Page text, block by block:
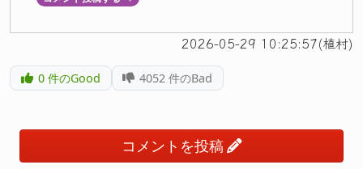
2026-05-29 10:25:57(植村)
0件のGood 4052 件のBad
コメントを投稿